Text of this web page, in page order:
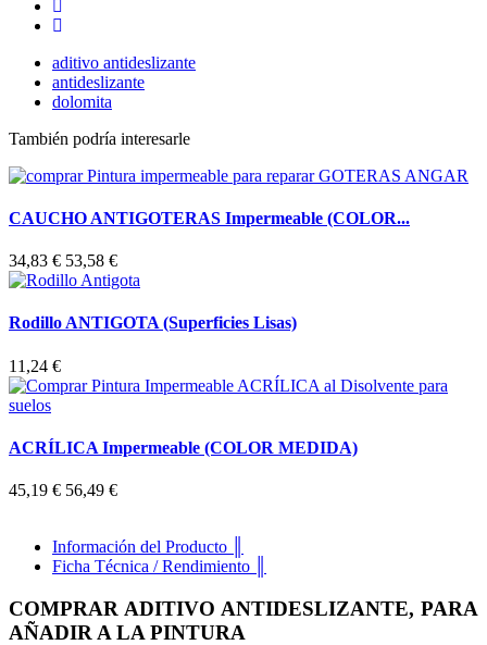
aditivo antideslizante
antideslizante
dolomita
También podría interesarle
CAUCHO ANTIGOTERAS Impermeable (COLOR...
34,83 € 53,58 €
Rodillo ANTIGOTA (Superficies Lisas)
11,24 €
ACRÍLICA Impermeable (COLOR MEDIDA)
45,19 € 56,49 €
Información del Producto ║
Ficha Técnica / Rendimiento ║
COMPRAR ADITIVO ANTIDESLIZANTE, PARA
AÑADIR A LA PINTURA